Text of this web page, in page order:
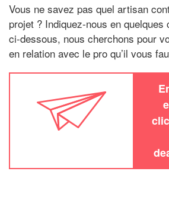
Vous ne savez pas quel artisan
projet ? Indiquez-nous en
ci-dessous, nous cherchons pour
en relation avec le pro qu’il vous